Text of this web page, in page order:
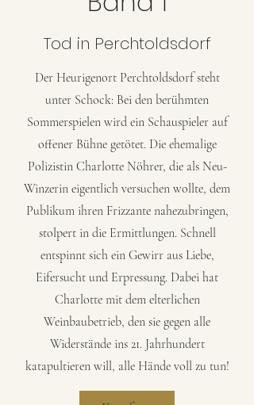
Tod in Perchtoldsdorf
Der Heurigenort Perchtoldsdorf steht
unter Schock: Bei den berühmten
Sommerspielen wird ein Schauspieler auf
offener Bühne getötet. Die ehemalige
Polizistin Charlotte Nöhrer, die als Neu-
Winzerin eigentlich versuchen wollte, dem
Publikum ihren Frizzante nahezubringen,
stolpert in die Ermittlungen. Schnell
entspinnt sich ein Gewirr aus Liebe,
Eifersucht und Erpressung. Dabei hat
Charlotte mit dem elterlichen
Weinbaubetrieb, den sie gegen alle
Widerstände ins 21. Jahrhundert
katapultieren will, alle Hände voll zu tun!